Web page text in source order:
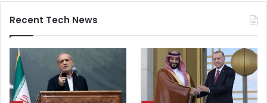
Recent Tech News